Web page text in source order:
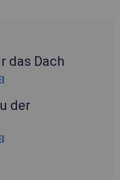
das Dach
der